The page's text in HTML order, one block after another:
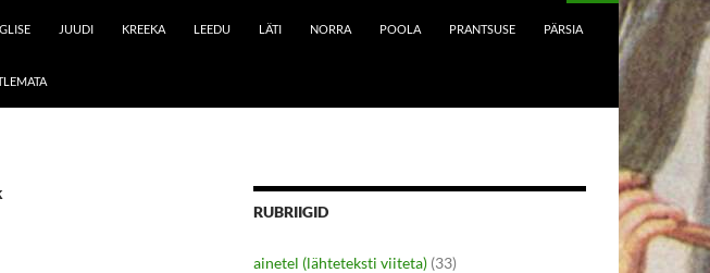
JUUDI KREEKA LEEDU LÄTI NORRA POOLA PRANTSUSE PÄRSIA
RUBRIIGID
ainetel (lähteteksti viiteta) (33)